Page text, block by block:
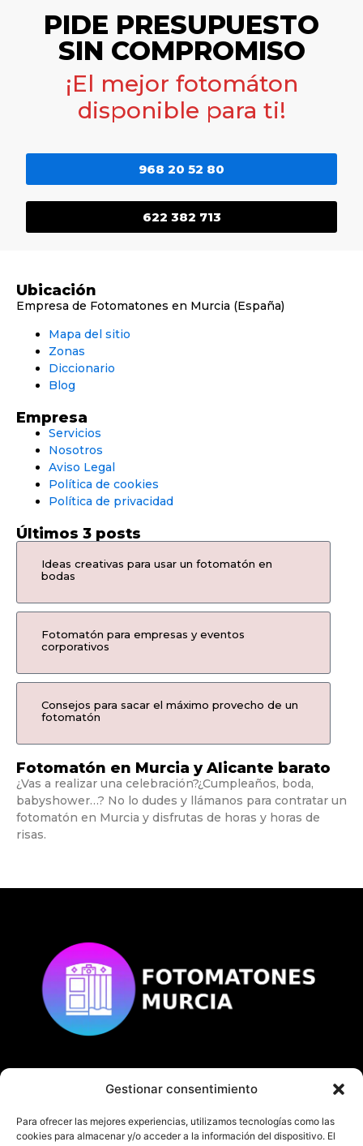
Gestionar consentimiento
Para ofrecer las mejores experiencias, utilizamos tecnologías como las
cookies para almacenar y/o acceder a la información del dispositivo. El
PIDE PRESUPUESTO
SIN COMPROMISO
¡El mejor fotomáton
disponible para ti!
622 382 713
968 20 52 80
Ubicación
Empresa de Fotomatones en Murcia (España)
Mapa del sitio
Zonas
Diccionario
Blog
Empresa
Servicios
Nosotros
Aviso Legal
Política de cookies
Política de privacidad
Últimos 3 posts
Ideas creativas para usar un fotomatón en
bodas
Fotomatón para empresas y eventos
corporativos
Consejos para sacar el máximo provecho de un
fotomatón
Fotomatón en Murcia y Alicante barato
¿Vas a realizar una celebración?¿Cumpleaños, boda,
babyshower…? No lo dudes y llámanos para contratar un
fotomatón en Murcia y disfrutas de horas y horas de
risas.
© Copyrightfotomatonesmurcia.es
Todos los derechos reservados.